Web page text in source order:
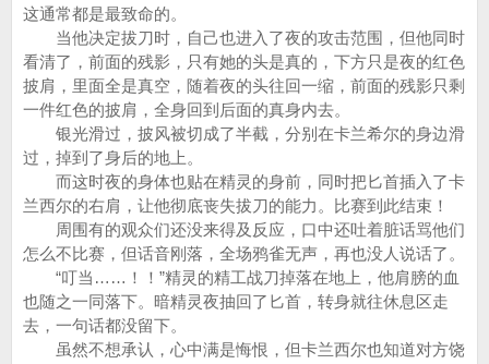
这通常都是最致命的。
当他决定拔刀时，自己也进入了夜的攻击范围，但他同时
看清了，前面的残影，只有她的头是真的，下方只是夜的红色
披肩，里面全是真空，随着夜的头往回一缩，前面的残影只剩
一件红色的披肩，全身回到后面的真身内去。
银光滑过，披风被切成了半截，分别在卡兰希尔的身边滑
过，掉到了身后的地上。
而这时夜的身体也贴在精灵的身前，同时把匕首插入了卡
兰西尔的右肩，让他彻底丧失拔刀的能力。比赛到此结束！
周围有的观众们还没来得及反应，口中还吐着脏话骂他们
怎么不比赛，但话音刚落，全场鸦雀无声，再也没人说话了。
“叮当……！！”精灵的精工战刀掉落在地上，他肩膀的血
也随之一同落下。暗精灵夜抽回了匕首，转身就往休息区走
去，一句话都没留下。
虽然不想承认，心中满是悔恨，但卡兰西尔也知道对方饶